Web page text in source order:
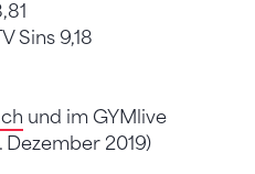
Sins 9,18
und im GYMlive
Dezember 2019)